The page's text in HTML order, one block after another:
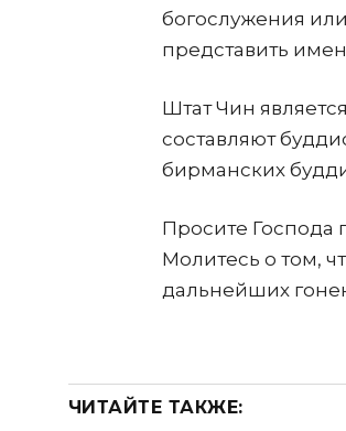
богослужения
представить
Штат Чин
составляют
бирманских
Просите Господа
Молитесь о том,
дальнейших
ЧИТАЙТЕ ТАКЖЕ: